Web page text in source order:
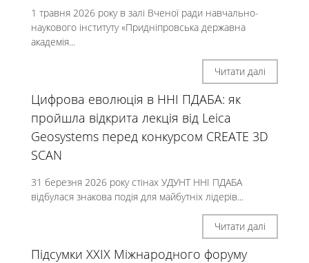
1 травня 2026 року в залі Вченої ради навчально-
наукового інституту «Придніпровська державна
академія...
Читати далі
Цифрова еволюція в ННІ ПДАБА: як
пройшла відкрита лекція від Leica
Geosystems перед конкурсом CREATE 3D
SCAN
31 березня 2026 року стінах УДУНТ ННІ ПДАБА
відбулася знакова подія для майбутніх лідерів...
Читати далі
Підсумки XXIX Міжнародного форуму